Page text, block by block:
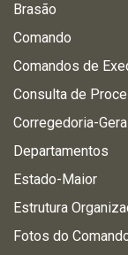
Brasão
Comando
Comandos de
Consulta de
Corregedoria-
Departamentos
Estado-Maior
Estrutura
Fotos do